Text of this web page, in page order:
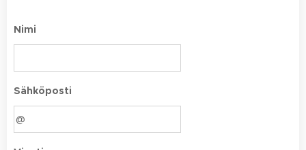
Nimi
Sähköposti